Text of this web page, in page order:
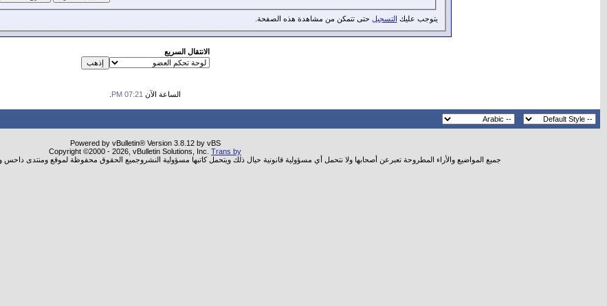
يتوجب عليك التسجيل حتى تتمكن من مشاهدة هذه الصفحة.
الانتقال السريع
الساعة الآن 07:21 PM
Powered by vBulletin® Version 3.8.12 by vBS
Copyright ©2000 - 2026, vBulletin Solutions, Inc. Trans by
جميع المواضيع والأراء المطروحة تعبرعن أصحابها ولا نتحمل أي مسؤولية قانونية حيال ذلك ويتحمل كاتبها مسؤولية النشروجميع الحقوق محفوظة لموقع ومنتدى داحس